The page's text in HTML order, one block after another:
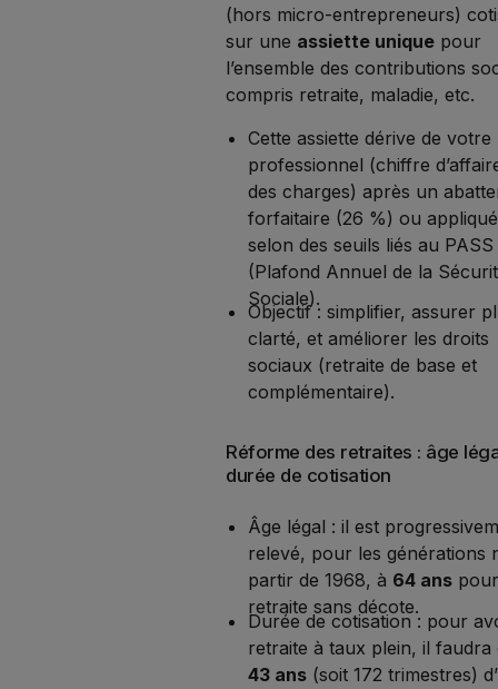
(hors micro-entrepreneurs)
sur une assiette unique pour
l’ensemble des contributions
compris retraite, maladie, etc.
Cette assiette dérive de
professionnel (chiffre
des charges) après un
forfaitaire (26 %) ou
selon des seuils liés au PASS
(Plafond Annuel de la
Sociale).
Objectif : simplifier, assurer
clarté, et améliorer les droits
sociaux (retraite de base et
complémentaire).
Réforme des retraites : âge
durée de cotisation
Âge légal : il est
relevé, pour les générations
partir de 1968, à 64 ans
retraite sans décote.
Durée de cotisation : pour
retraite à taux plein, il faudra
43 ans(soit 172 trimestres)